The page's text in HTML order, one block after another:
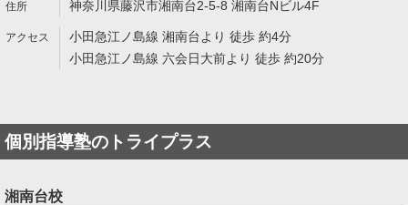
神奈川県藤沢市湘南台2-5-8 湘南台Nビル4F
小田急江ノ島線 湘南台より 徒歩 約4分
小田急江ノ島線 六会日大前より 徒歩 約20分
個別指導塾のトライプラス
湘南台校